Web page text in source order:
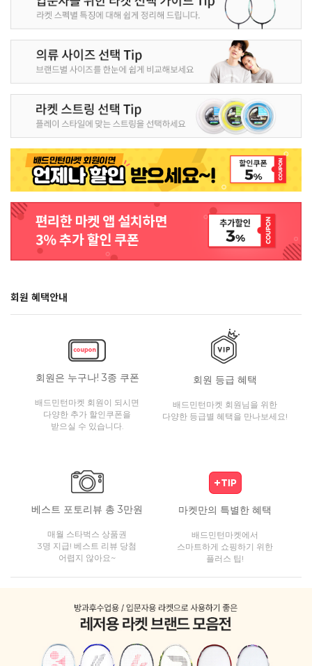
회원 혜택안내
회원은 누구나! 3종 쿠폰
배드민턴마켓 회원이 되시면
다양한 추가 할인쿠폰을
받으실 수 있습니다.
회원 등급 혜택
배드민턴마켓 회원님을 위한
다양한 등급별 혜택을 만나보세요!
베스트 포토리뷰 총 3만원
매월 스타벅스 상품권
3명 지급! 베스트 리뷰 당첨
어렵지 않아요~
마켓만의 특별한 혜택
배드민턴마켓에서
스마트하게 쇼핑하기 위한
플러스 팁!